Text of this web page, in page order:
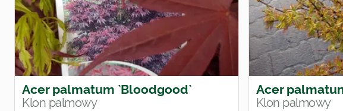
Acer palmatum `Bloodgood`
Klon palmowy
Acer
Klon palmowy